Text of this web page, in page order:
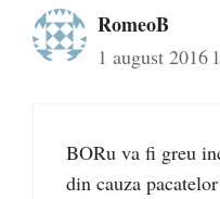
RomeoB
1 august 2016
BORu va fi greu
din cauza